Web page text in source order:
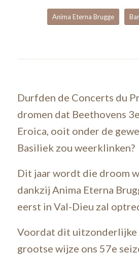
Anima Eterna Brugge
Durfden de Concerts du
dromen dat Beethovens
Eroica, ooit onder de
Basiliek zou weerklinken?
Dit jaar wordt die droom
dankzij Anima Eterna
eerst in Val-Dieu zal
Voordat dit uitzonderlijke
grootse wijze ons 57e